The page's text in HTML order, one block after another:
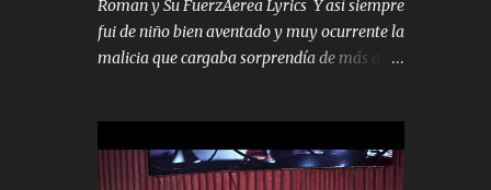
problema no más es cuestión que ordené
NOS HACE FALTA UN HERMANO DE CLAVE
SIEMPRE VIO POR LA FAMILIA PARA QUE
SIGA EL LEGADO Es el DOS de los
HERMANOS un cerebro inteligente y com...
Roman y Su FuerzAerea Lyrics Y así siempre
fui de niño bien aventado y muy ocurrente la
malicia que cargaba sorprendía de más a la
Tranquilo me la navego ando en lo mío sin